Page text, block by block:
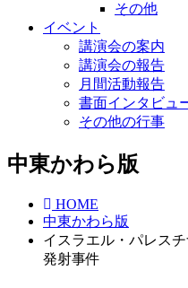
その他
イベント
講演会の案内
講演会の報告
月間活動報告
書面インタビュ
その他の行事
中東かわら版
HOME
中東かわら版
イスラエル・パレス
発射事件